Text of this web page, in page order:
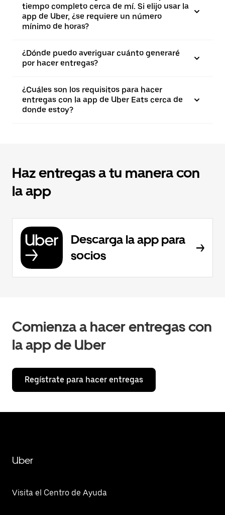
tiempo completo cerca de mí. Si elijo usar la
app de Uber, ¿se requiere un número
mínimo de horas?
¿Dónde puedo averiguar cuánto generaré
por hacer entregas?
¿Cuáles son los requisitos para hacer
entregas con la app de Uber Eats cerca de
donde estoy?
Haz entregas a tu manera con
la app
Descarga la app para
socios
Comienza a hacer entregas con
la app de Uber
Regístrate para hacer entregas
Uber
Visita el Centro de Ayuda